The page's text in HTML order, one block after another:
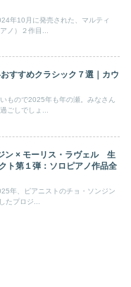
年10月に発売された、マルティ
ノ）２作目...
すすめクラシック７選｜カウ
もので2025年も年の瀬。みなさん
ごしでしょ...
ン × モーリス・ラヴェル 生
ト第１弾：ソロピアノ作品全
年、ピアニストのチョ・ソンジン
たプロジ...